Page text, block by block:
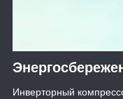
Инверторный